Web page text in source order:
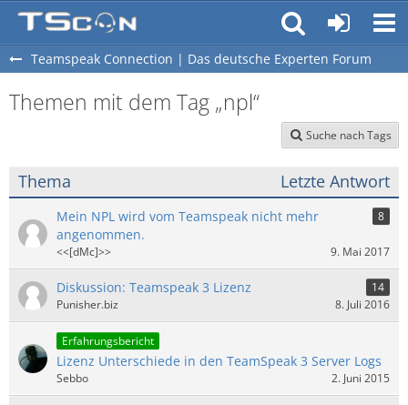
Teamspeak Connection | Das deutsche Experten Forum
Themen mit dem Tag „npl“
Suche nach Tags
Thema Letzte Antwort
Mein NPL wird vom Teamspeak nicht mehr
angenommen.
8
<<[dMc]>> 9. Mai 2017
Diskussion: Teamspeak 3 Lizenz
14
Punisher.biz
8. Juli 2016
Erfahrungsbericht
Lizenz Unterschiede in den TeamSpeak 3 Server Logs
Sebbo 2. Juni 2015